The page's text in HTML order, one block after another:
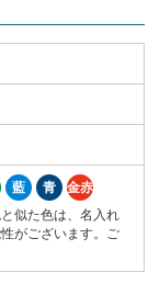
藍 青
金赤
似た色は、名入れ
がございます。ご